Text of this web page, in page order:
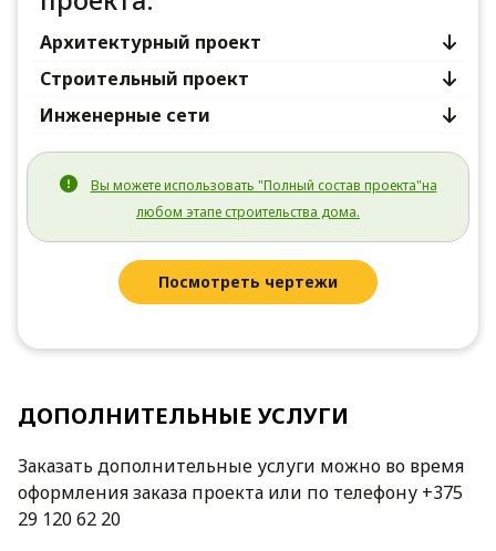
Архитектурный проект
Строительный проект
Инженерные сети
Вы можете использовать "Полный состав проекта"на
любом этапе строительства дома.
Посмотреть чертежи
ДОПОЛНИТЕЛЬНЫЕ УСЛУГИ
Заказать дополнительные услуги можно во время
оформления заказа проекта или по телефону +375
29 120 62 20